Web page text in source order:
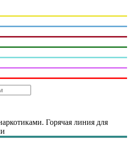
Горячая линия для